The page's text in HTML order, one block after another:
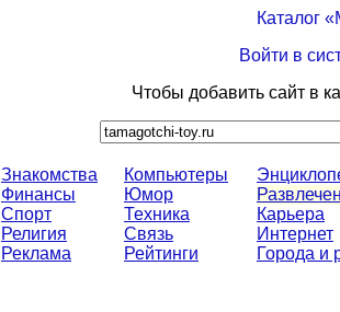
Каталог
Войти в
Чтобы добавить сайт в
Знакомства
Финансы
Спорт
Религия
Реклама
Компьютеры
Юмор
Техника
Связь
Рейтинги
Карьера
Интернет
Города и